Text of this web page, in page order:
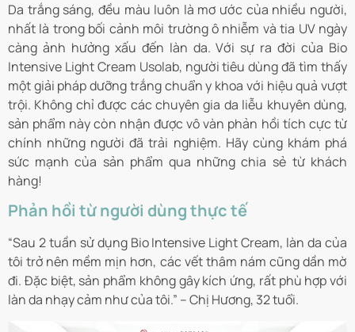
Da trắng sáng, đều màu luôn là mơ ước của nhiều người,
nhất là trong bối cảnh môi trường ô nhiễm và tia UV ngày
càng ảnh hưởng xấu đến làn da. Với sự ra đời của Bio
Intensive Light Cream Usolab, người tiêu dùng đã tìm thấy
một giải pháp dưỡng trắng chuẩn y khoa với hiệu quả vượt
trội. Không chỉ được các chuyên gia da liễu khuyên dùng,
sản phẩm này còn nhận được vô vàn phản hồi tích cực từ
chính những người đã trải nghiệm. Hãy cùng khám phá
sức mạnh của sản phẩm qua những chia sẻ từ khách
hàng!
Phản hồi từ người dùng thực tế
“Sau 2 tuần sử dụng Bio Intensive Light Cream, làn da của
tôi trở nên mềm mịn hơn, các vết thâm nám cũng dần mờ
đi. Đặc biệt, sản phẩm không gây kích ứng, rất phù hợp với
làn da nhạy cảm như của tôi.” – Chị Hương, 32 tuổi.